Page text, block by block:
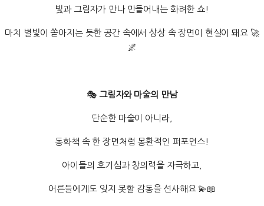
빛과 그림자가 만나 만들어내는 화려한 쇼!
마치 별빛이 쏟아지는 듯한 공간 속에서 상상 속 장면이 현실이 돼요 🚀
🌌
🎭그림자와 마술의 만남
단순한 마술이 아니라,
동화책 속 한 장면처럼 몽환적인 퍼포먼스!
아이들의 호기심과 창의력을 자극하고,
어른들에게도 잊지 못할 감동을 선사해요 💫📖